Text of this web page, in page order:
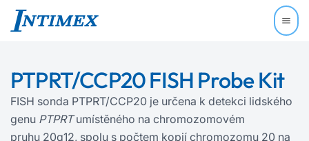
PTPRT/CCP20 FISH Probe Kit
FISH sonda PTPRT/CCP20 je určena k detekci lidského
genu PTPRTumístěného na chromozomovém
pruhu 20q12, spolu s počtem kopií chromozomu 20 na